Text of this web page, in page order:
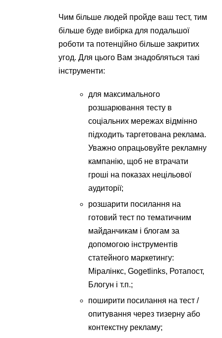
Чим більше людей пройде ваш тест, тим
більше буде вибірка для подальшої
роботи та потенційно більше закритих
угод. Для цього Вам знадобляться такі
інструменти:
для максимального
розшарювання тесту в
соціальних мережах відмінно
підходить таргетована реклама.
Уважно опрацьовуйте рекламну
кампанію, щоб не втрачати
гроші на показах нецільової
аудиторії;
розшарити посилання на
готовий тест по тематичним
майданчикам і блогам за
допомогою інструментів
статейного маркетингу:
Міралінкс, Gogetlinks, Ротапост,
Блогун і т.п.;
поширити посилання на тест /
опитування через тизерну або
контекстну рекламу;